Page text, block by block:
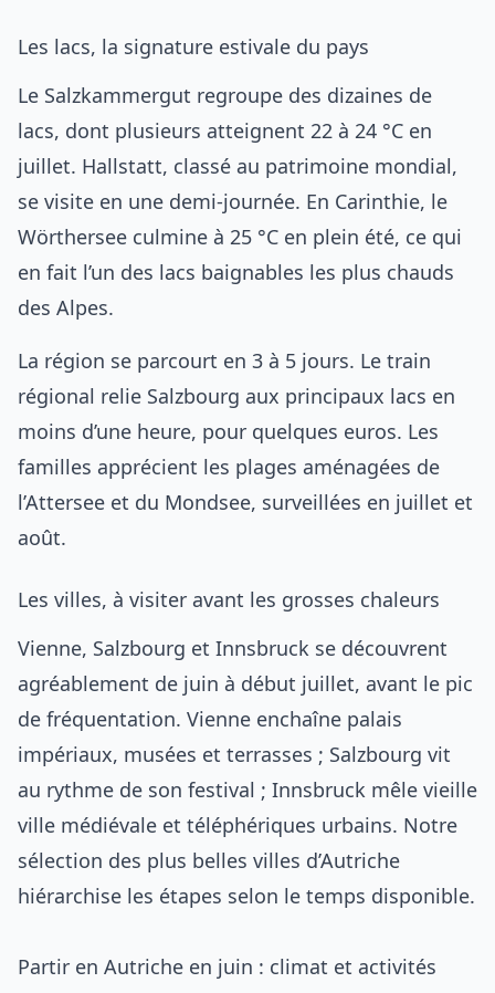
Les lacs, la signature estivale du pays
Le Salzkammergut regroupe des dizaines de
lacs, dont plusieurs atteignent 22 à 24 °C en
juillet. Hallstatt, classé au patrimoine mondial,
se visite en une demi-journée. En Carinthie, le
Wörthersee culmine à 25 °C en plein été, ce qui
en fait l’un des lacs baignables les plus chauds
des Alpes.
La région se parcourt en 3 à 5 jours. Le train
régional relie Salzbourg aux principaux lacs en
moins d’une heure, pour quelques euros. Les
familles apprécient les plages aménagées de
l’Attersee et du Mondsee, surveillées en juillet et
août.
Les villes, à visiter avant les grosses chaleurs
Vienne, Salzbourg et Innsbruck se découvrent
agréablement de juin à début juillet, avant le pic
de fréquentation. Vienne enchaîne palais
impériaux, musées et terrasses ; Salzbourg vit
au rythme de son festival ; Innsbruck mêle vieille
ville médiévale et téléphériques urbains. Notre
sélection des plus belles villes d’Autriche
hiérarchise les étapes selon le temps disponible.
Partir en Autriche en juin : climat et activités